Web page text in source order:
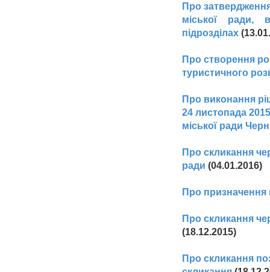
Про затвердження
міської ради,
підрозділах
Про створення
туристичного
Про виконання
24 листопада
міської ради
Про скликання
ради (04.01.2016)
Про призначення
Про скликання
(18.12.2015)
Про скликання